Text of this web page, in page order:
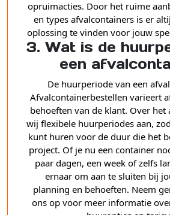
opruimacties. Door het ruime
en types afvalcontainers is er
oplossing te vinden voor jouw
3. Wat is de
een
De huurperiode van een
Afvalcontainerbestellen varieert
behoeften van de klant. Over het
wij flexibele huurperiodes aan,
kunt huren voor de duur die het
project. Of je nu een container
paar dagen, een week of zelfs
ernaar om aan te sluiten bij
planning en behoeften. Neem
ons op voor meer informatie